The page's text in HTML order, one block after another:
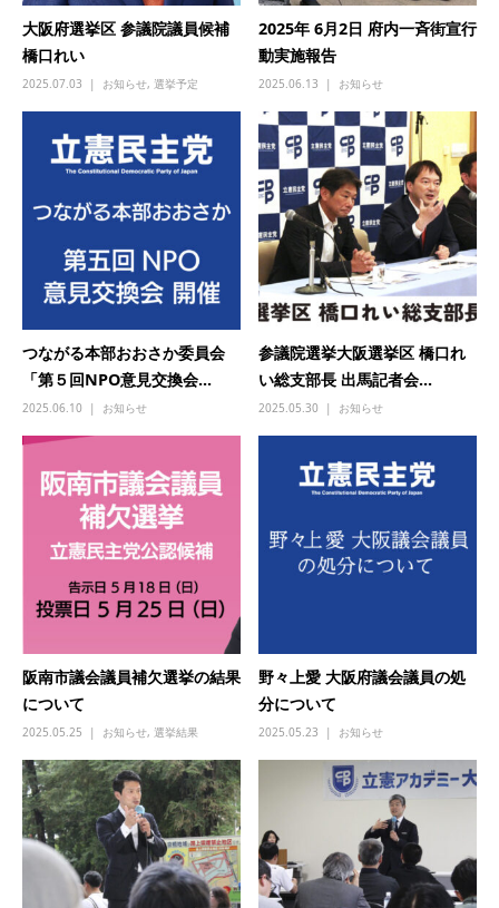
大阪府選挙区 参議院議員候補
橋口れい
2025.07.03 お知らせ, 選挙予定
2025年 6月2日 府内一斉街宣行
動実施報告
2025.06.13 お知らせ
つながる本部おおさか委員会
「第５回NPO意見交換会...
2025.06.10 お知らせ
参議院選挙大阪選挙区 橋口れ
い総支部長 出馬記者会...
2025.05.30 お知らせ
阪南市議会議員補欠選挙の結果
について
2025.05.25 お知らせ, 選挙結果
野々上愛 大阪府議会議員の処
分について
2025.05.23 お知らせ